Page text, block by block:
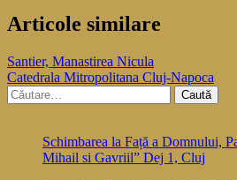
Articole similare
Navigare
în
articole
Santier, Manastirea Nicula
Catedrala Mitropolitana Cluj-Napoca
Caută
după:
Schimbarea la Față a Domnului,
Mihail si Gavriil” Dej 1, Cluj